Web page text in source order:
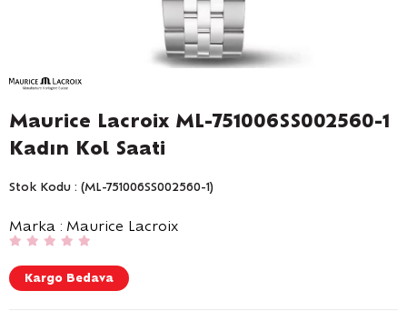
Maurice Lacroix ML-751006SS002560-1
Kadın Kol Saati
Stok Kodu (ML-751006SS002560-1)
Marka : Maurice Lacroix
Kargo Bedava